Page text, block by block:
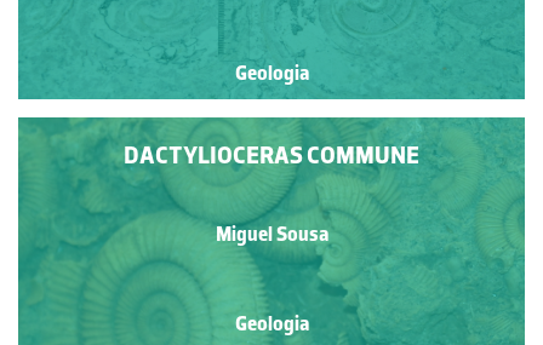
Geologia
DACTYLIOCERAS COMMUNE
Miguel Sousa
Geologia